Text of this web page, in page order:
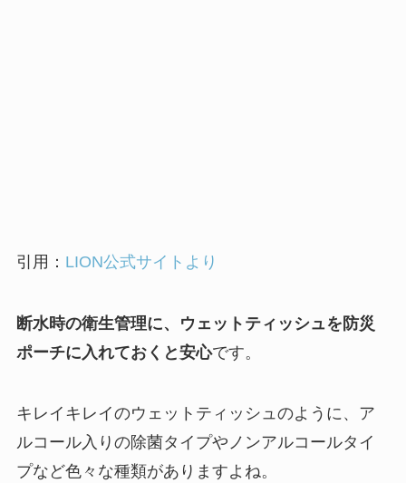
引用： LION公式サイトより
断水時の衛生管理に、ウェットティッシュを防災
ポーチに入れておくと安心です。
キレイキレイのウェットティッシュのように、ア
ルコール入りの除菌タイプやノンアルコールタイ
プなど色々な種類がありますよね。